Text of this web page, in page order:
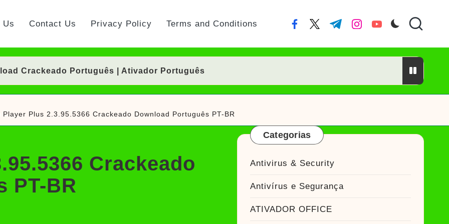
Us Contact Us Privacy Policy Terms and Conditions facebook.com
twitter.com
t.me instagram.com
youtube.com
Crackeado Português | Ativador Português
Crackeado 64 Bits Português Grátis | Ativador Crackeado
Download Crackeado 64 Bits Grátis | Ativador Crackeado
Português Mac/Win | Ativador Português
Português Crackeado 64 Bits | Ativador Crackeado
Player Plus 2.3.95.5366 Crackeado Download Português PT-BR
Crackeado
PT-BR
Categorias
Antivirus & Security
Antivírus e Segurança
ATIVADOR OFFICE